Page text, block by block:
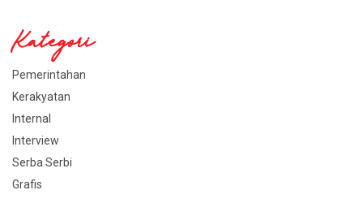
Kategori
Pemerintahan
Kerakyatan
Internal
Interview
Serba Serbi
Grafis